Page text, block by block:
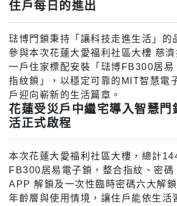
住戶每日的進出
琺博門鎖秉持「讓科技走進生活」的
參與本次花蓮大愛福利社區大樓 慈
一戶住家標配安裝「琺博FB300居易
指紋鎖」，以穩定可靠的MIT智慧電
戶迎向嶄新的生活篇章。
花蓮受災戶中繼宅導入智慧門
活正式啟程
本次花蓮大愛福利社區大樓，總計
FB300居易電子鎖，整合指紋、密碼
APP 解鎖及一次性臨時密碼六大解
年齡層與使用情境，讓住戶能依生活